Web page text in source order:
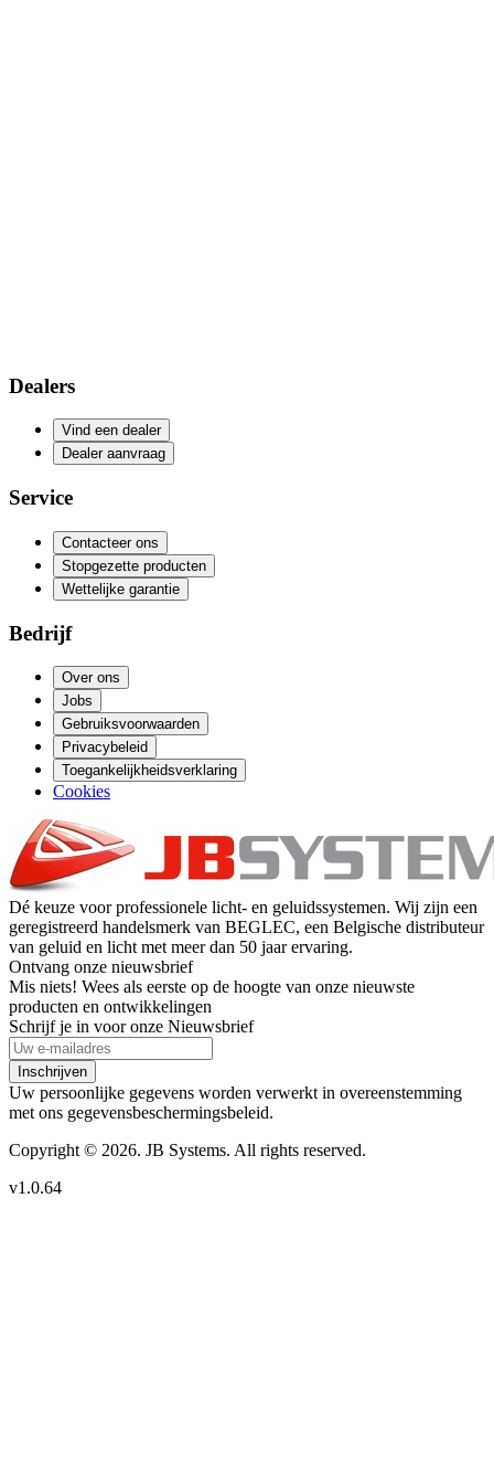
Dealers
Vind een dealer
Dealer aanvraag
Service
Contacteer ons
Stopgezette producten
Wettelijke garantie
Bedrijf
Over ons
Jobs
Gebruiksvoorwaarden
Privacybeleid
Toegankelijkheidsverklaring
Cookies
Dé keuze voor professionele licht- en geluidssystemen. Wij zijn een
geregistreerd handelsmerk van BEGLEC, een Belgische distributeur
van geluid en licht met meer dan 50 jaar ervaring.
Ontvang onze nieuwsbrief
Mis niets! Wees als eerste op de hoogte van onze nieuwste
producten en ontwikkelingen
Schrijf je in voor onze Nieuwsbrief
Inschrijven
Uw persoonlijke gegevens worden verwerkt in overeenstemming
met ons gegevensbeschermingsbeleid.
Copyright © 2026. JB Systems. All rights reserved.
v1.0.64